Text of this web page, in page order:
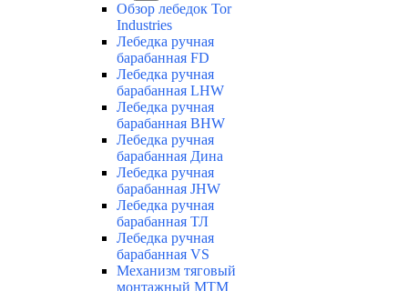
Обзор лебедок Tor
Industries
Лебедка ручная
барабанная FD
Лебедка ручная
барабанная LHW
Лебедка ручная
барабанная BHW
Лебедка ручная
барабанная Дина
Лебедка ручная
барабанная JHW
Лебедка ручная
барабанная ТЛ
Лебедка ручная
барабанная VS
Механизм тяговый
монтажный МТМ